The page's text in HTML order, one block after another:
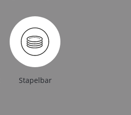
Stapelbar